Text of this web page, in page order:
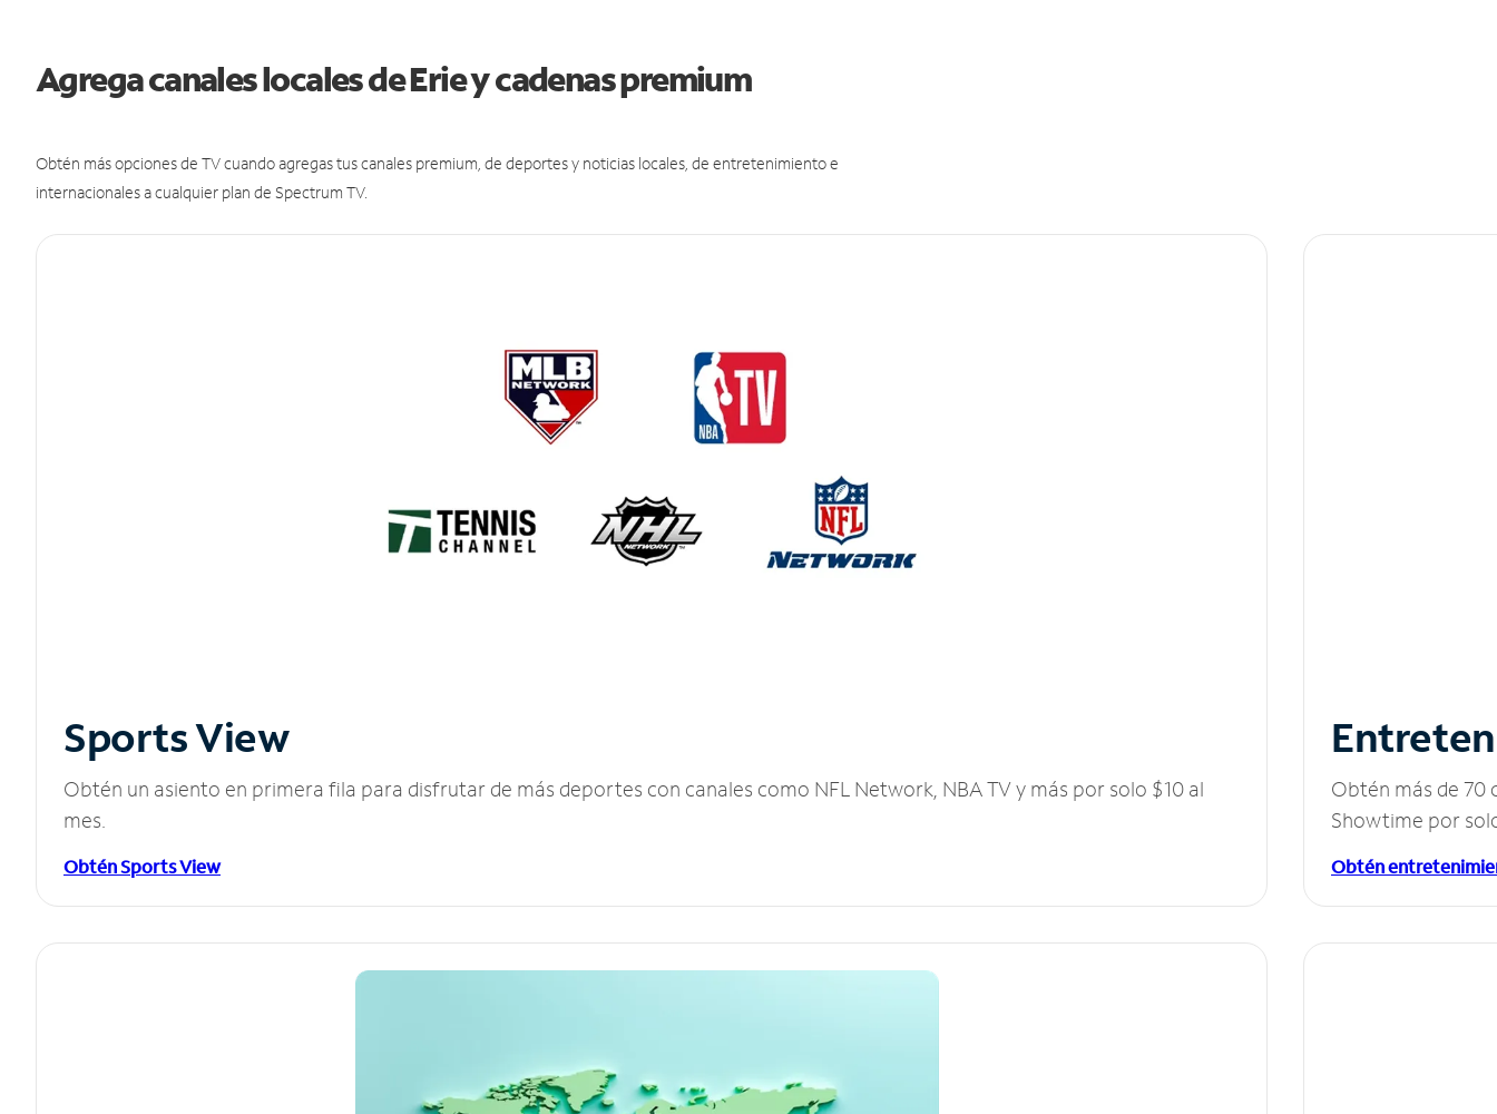
Agrega canales locales de Erie y cadenas premium
Obtén más opciones de TV cuando agregas tus canales premium, de deportes y noticias locales, de entretenimiento e
internacionales a cualquier plan de Spectrum TV.
Sports View
Obtén un asiento en primera fila para disfrutar de más deportes con canales como NFL Network, NBA TV y más por solo $10 al
mes.
Obtén Sports View
Obtén más de 70
Showtime por
Obtén